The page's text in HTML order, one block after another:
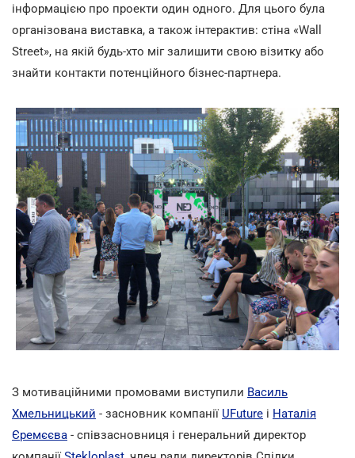
інформацією про проекти один одного. Для цього була
організована виставка, а також інтерактив: стіна «Wall
Street», на якій будь-хто міг залишити свою візитку або
знайти контакти потенційного бізнес-партнера.
З мотиваційними промовами виступили Василь
Хмельницький - засновник компанії UFuture і Наталія
Єремєєва - співзасновниця і генеральний директор